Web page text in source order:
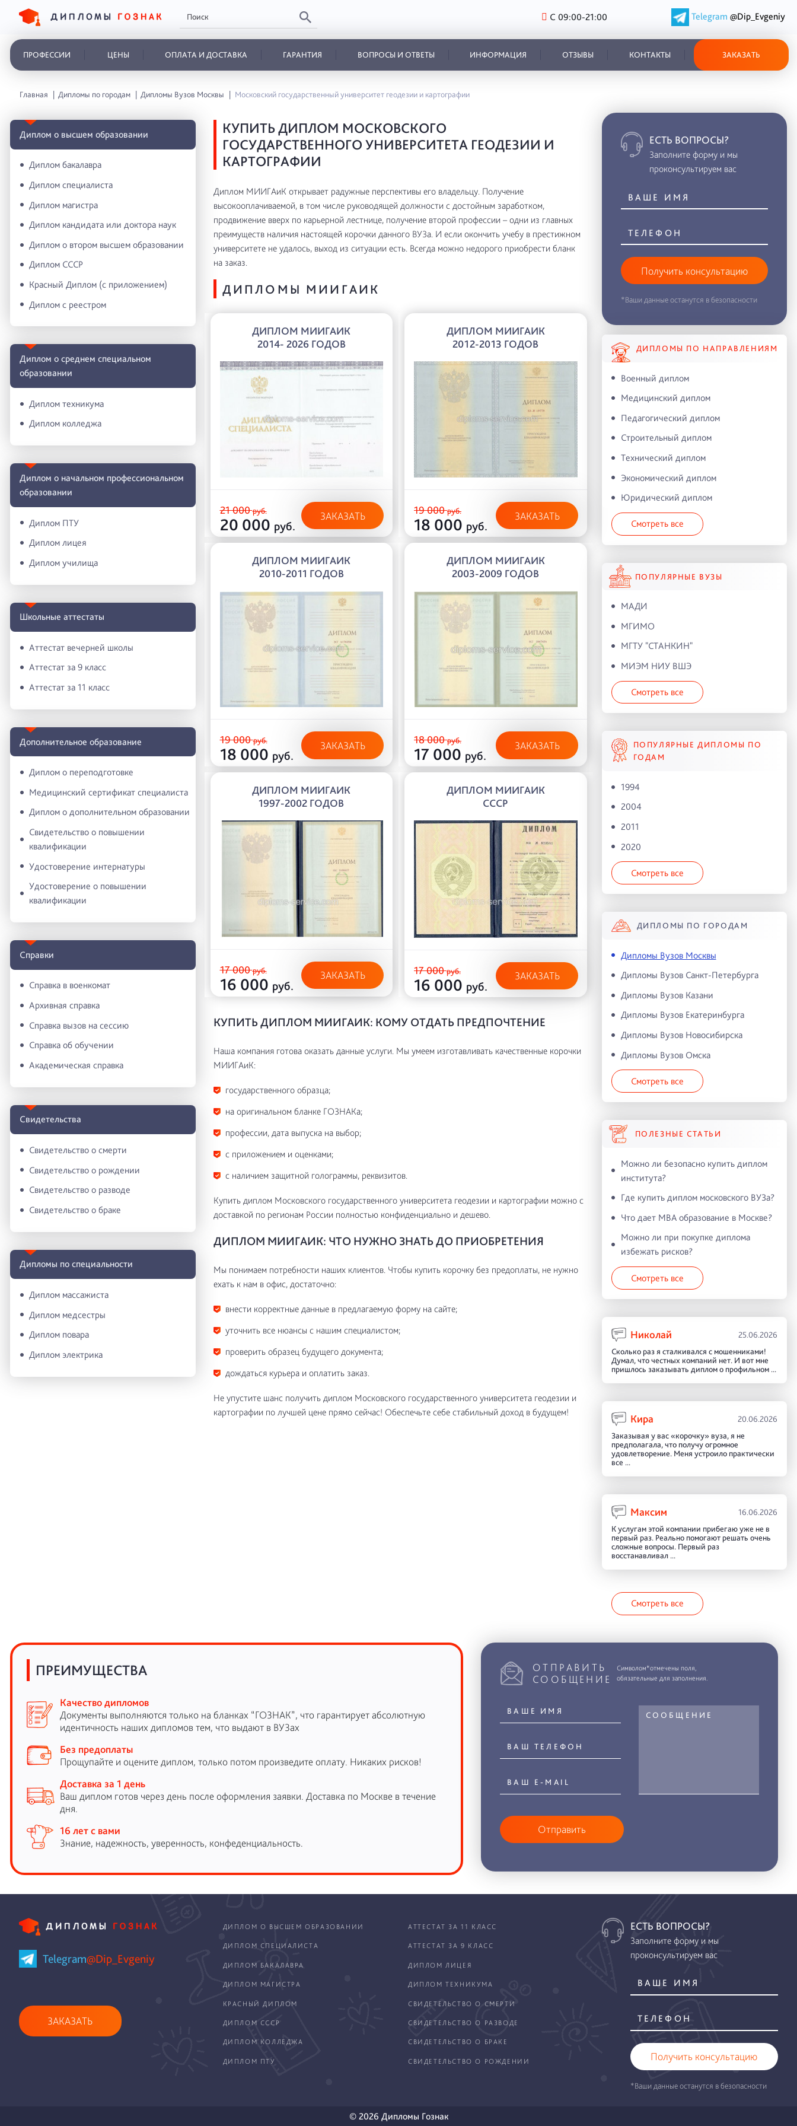
С 09:00-21:00 Telegram @Dip_Evgeniy
ПРОФЕССИИ ЦЕНЫ ОПЛАТА И ДОСТАВКА ГАРАНТИЯ ВОПРОСЫ И ОТВЕТЫ ИНФОРМАЦИЯ ОТЗЫВЫ КОНТАКТЫ ЗАКАЗАТЬ
Главная Дипломы по городам Дипломы Вузов Москвы Московский государственный университет геодезии и картографии
Диплом о высшем образовании
Диплом бакалавра
Диплом специалиста
Диплом магистра
Диплом кандидата или доктора наук
Диплом о втором высшем образовании
Диплом СССР
Красный Диплом (с приложением)
Диплом с реестром
Диплом о среднем специальном
образовании
Диплом техникума
Диплом колледжа
Диплом о начальном профессиональном
oбразовании
Диплом ПТУ
Диплом лицея
Диплом училища
Школьные аттестаты
Аттестат вечерней школы
Аттестат за 9 класс
Аттестат за 11 класс
Дополнительное образование
Диплом о переподготовке
Медицинский сертификат специалиста
Диплом о дополнительном образовании
Свидетельство о повышении
квалификации
Удостоверение интернатуры
Удостоверение о повышении
квалификации
Справки
Справка в военкомат
Архивная справка
Справка вызов на сессию
Справка об обучении
Академическая справка
Свидетельства
Свидетельство о смерти
Свидетельство о рождении
Свидетельство о разводе
Свидетельство о браке
Дипломы по специальности
Диплом массажиста
Диплом медсестры
Диплом повара
Диплом электрика
КУПИТЬ ДИПЛОМ МОСКОВСКОГО
ГОСУДАРСТВЕННОГО УНИВЕРСИТЕТА ГЕОДЕЗИИ И
КАРТОГРАФИИ
Диплом МИИГАиК открывает радужные перспективы его владельцу. Получение
высокооплачиваемой, в том числе руководящей должности с достойным заработком,
продвижение вверх по карьерной лестнице, получение второй профессии – одни из главных
преимуществ наличия настоящей корочки данного ВУЗа. И если окончить учебу в престижном
университете не удалось, выход из ситуации есть. Всегда можно недорого приобрести бланк
на заказ.
ДИПЛОМЫ МИИГАИК
ДИПЛОМ МИИГАИК
2014- 2026 ГОДОВ
21 000руб.
20 000 руб.
ЗАКАЗАТЬ
ДИПЛОМ МИИГАИК
2012-2013 ГОДОВ
19 000руб.
18 000 руб.
ЗАКАЗАТЬ
ДИПЛОМ МИИГАИК
2010-2011 ГОДОВ
19 000руб.
18 000 руб.
ЗАКАЗАТЬ
ДИПЛОМ МИИГАИК
2003-2009 ГОДОВ
18 000руб.
17 000 руб.
ЗАКАЗАТЬ
ДИПЛОМ МИИГАИК
1997-2002 ГОДОВ
17 000руб.
16 000 руб.
ЗАКАЗАТЬ
ДИПЛОМ МИИГАИК
СССР
17 000руб.
16 000 руб.
ЗАКАЗАТЬ
КУПИТЬ ДИПЛОМ МИИГАИК: КОМУ ОТДАТЬ ПРЕДПОЧТЕНИЕ
Наша компания готова оказать данные услуги. Мы умеем изготавливать качественные корочки
МИИГАиК:
государственного образца;
на оригинальном бланке ГОЗНАКа;
профессии, дата выпуска на выбор;
с приложением и оценками;
с наличием защитной голограммы, реквизитов.
Купить диплом Московского государственного университета геодезии и картографии можно с
доставкой по регионам России полностью конфиденциально и дешево.
ДИПЛОМ МИИГАИК: ЧТО НУЖНО ЗНАТЬ ДО ПРИОБРЕТЕНИЯ
Мы понимаем потребности наших клиентов. Чтобы купить корочку без предоплаты, не нужно
ехать к нам в офис, достаточно:
внести корректные данные в предлагаемую форму на сайте;
уточнить все нюансы с нашим специалистом;
проверить образец будущего документа;
дождаться курьера и оплатить заказ.
Не упустите шанс получить диплом Московского государственного университета геодезии и
картографии по лучшей цене прямо сейчас! Обеспечьте себе стабильный доход в будущем!
ЕСТЬ ВОПРОСЫ?
Заполните форму и мы
проконсультируем вас
Получить консультацию
*Ваши данные останутся в безопасности
ДИПЛОМЫ ПО НАПРАВЛЕНИЯМ
Военный диплом
Медицинский диплом
Педагогический диплом
Строительный диплом
Технический диплом
Экономический диплом
Юридический диплом
Смотреть все
ПОПУЛЯРНЫЕ ВУЗЫ
МАДИ
МГИМО
МГТУ "СТАНКИН"
МИЭМ НИУ ВШЭ
Смотреть все
ПОПУЛЯРНЫЕ ДИПЛОМЫ ПО
ГОДАМ
1994
2004
2011
2020
Смотреть все
ДИПЛОМЫ ПО ГОРОДАМ
Дипломы Вузов Москвы
Дипломы Вузов Санкт-Петербурга
Дипломы Вузов Казани
Дипломы Вузов Екатеринбурга
Дипломы Вузов Новосибирска
Дипломы Вузов Омска
Смотреть все
ПОЛЕЗНЫЕ СТАТЬИ
Можно ли безопасно купить диплом
института?
Где купить диплом московского ВУЗа?
Что дает MBA образование в Москве?
Можно ли при покупке диплома
избежать рисков?
Смотреть все
Николай 25.06.2026
Сколько раз я сталкивался с мошенниками!
Думал, что честных компаний нет. И вот мне
пришлось заказывать диплом о профильном ...
Кира 20.06.2026
Заказывая у вас «корочку» вуза, я не
предполагала, что получу огромное
удовлетворение. Меня устроило практически
все ...
Максим 16.06.2026
К услугам этой компании прибегаю уже не в
первый раз. Реально помогают решать очень
сложные вопросы. Первый раз
восстанавливал ...
Смотреть все
ПРЕИМУЩЕСТВА
Качество дипломов
Документы выполняются только на бланках “ГОЗНАК”, что гарантирует абсолютную
идентичность наших дипломов тем, что выдают в ВУЗах
Без предоплаты
Прощупайте и оцените диплом, только потом произведите оплату. Никаких рисков!
Доставка за 1 день
Ваш диплом готов через день после оформления заявки. Доставка по Москве в течение
дня.
16 лет с вами
Знание, надежность, уверенность, конфеденциальность.
ОТПРАВИТЬ
СООБЩЕНИЕ
Символом*отмечены поля,
обязательные для заполнения.
Отправить
Telegram@Dip_Evgeniy
ЗАКАЗАТЬ
ДИПЛОМ О ВЫСШЕМ ОБРАЗОВАНИИ АТТЕСТАТ ЗА 11 КЛАСС
ДИПЛОМ СПЕЦИАЛИСТА АТТЕСТАТ ЗА 9 КЛАСС
ДИПЛОМ БАКАЛАВРА ДИПЛОМ ЛИЦЕЯ
ДИПЛОМ МАГИСТРА ДИПЛОМ ТЕХНИКУМА
КРАСНЫЙ ДИПЛОМ СВИДЕТЕЛЬСТВО О СМЕРТИ
ДИПЛОМ СССР СВИДЕТЕЛЬСТВО О РАЗВОДЕ
ДИПЛОМ КОЛЛЕДЖА СВИДЕТЕЛЬСТВО О БРАКЕ
ДИПЛОМ ПТУ СВИДЕТЕЛЬСТВО О РОЖДЕНИИ
ЕСТЬ ВОПРОСЫ?
Заполните форму и мы
проконсультируем вас
Получить консультацию
*Ваши данные останутся в безопасности
© 2026 Дипломы Гознак